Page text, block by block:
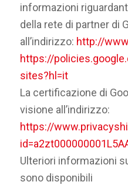
informazioni
della rete di partner di
all’indirizzo: http://
https://
sites?hl=it
La certificazione di
visione all’indirizzo:
https://
Ulteriori informazioni
sono disponibili